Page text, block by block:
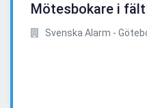
Mötesbokare i
Svenska Alarm -